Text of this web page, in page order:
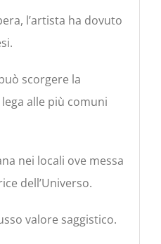
l’artista ha dovuto
scorgere la
alle più comuni
nei locali ove messa
dell’Universo.
valore saggistico.